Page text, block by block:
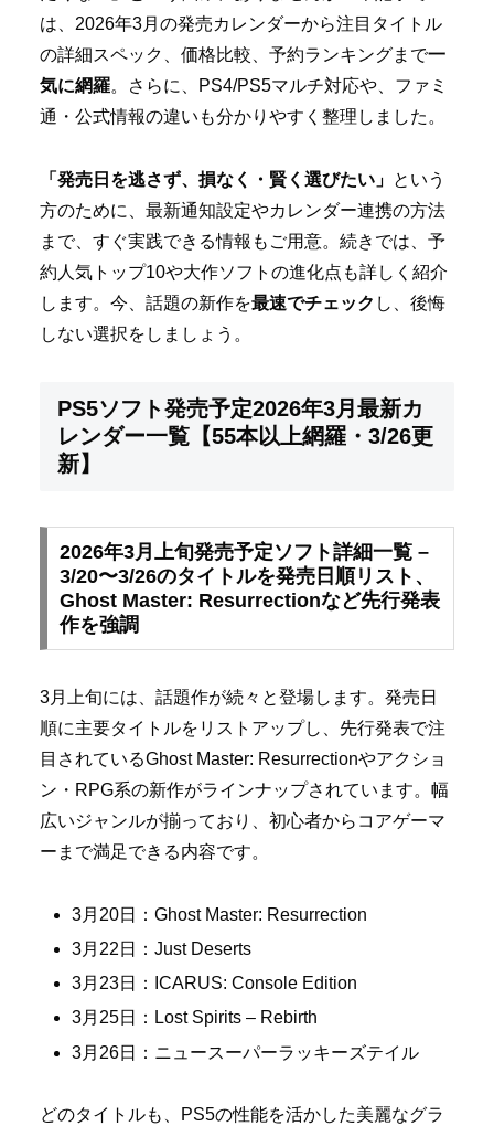
は、2026年3月の発売カレンダーから注目タイトル
の詳細スペック、価格比較、予約ランキングまで一
気に網羅。さらに、PS4/PS5マルチ対応や、ファミ
通・公式情報の違いも分かりやすく整理しました。
「発売日を逃さず、損なく・賢く選びたい」 という
方のために、最新通知設定やカレンダー連携の方法
まで、すぐ実践できる情報もご用意。続きでは、予
約人気トップ10や大作ソフトの進化点も詳しく紹介
します。今、話題の新作を最速でチェック し、後悔
しない選択をしましょう。
PS5ソフト発売予定2026年3月最新カ
レンダー一覧【55本以上網羅・3/26更
新】
2026年3月上旬発売予定ソフト詳細一覧 –
3/20〜3/26のタイトルを発売日順リスト、
Ghost Master: Resurrectionなど先行発表
作を強調
3月上旬には、話題作が続々と登場します。発売日
順に主要タイトルをリストアップし、先行発表で注
目されているGhost Master: Resurrectionやアクショ
ン・RPG系の新作がラインナップされています。幅
広いジャンルが揃っており、初心者からコアゲーマ
ーまで満足できる内容です。
3月20日：Ghost Master: Resurrection
3月22日：Just Deserts
3月23日：ICARUS: Console Edition
3月25日：Lost Spirits – Rebirth
3月26日：ニュースーパーラッキーズテイル
どのタイトルも、PS5の性能を活かした美麗なグラ